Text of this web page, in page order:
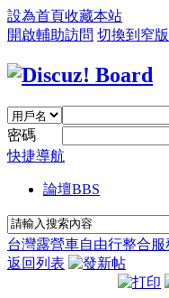
設為首頁收藏本站
開啟輔助訪問 切換到窄版
密碼
快捷導航
論壇BBS
台灣露營車自由行整合服
返回列表